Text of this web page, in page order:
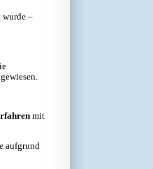
wurde –
mit
aufgrund